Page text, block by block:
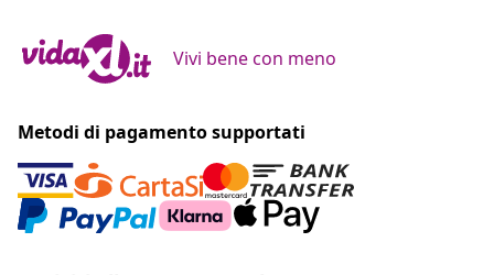
Vivi bene con meno
Metodi di pagamento supportati